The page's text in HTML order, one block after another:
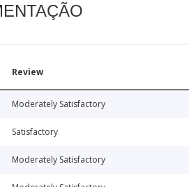
Review
Moderately Satisfactory
Satisfactory
Moderately Satisfactory